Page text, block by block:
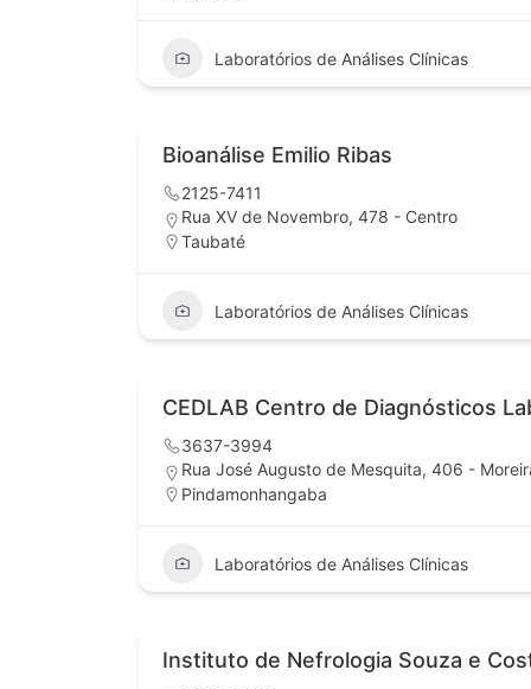
Laboratórios de Análises Clínicas
Bioanálise Emilio Ribas
2125-7411
Rua XV de Novembro, 478 - Centro
Taubaté
Laboratórios de Análises Clínicas
CEDLAB Centro de Diagnósticos
3637-3994
Rua José Augusto de Mesquita, 406 -
Pindamonhangaba
Laboratórios de Análises Clínicas
Instituto de Nefrologia Souza e